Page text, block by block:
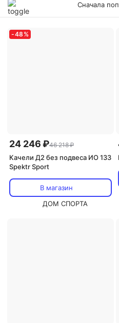
Сначала
-48 %
24 246 ₽46 218 ₽
Качели Д2 без подвеса ИО 133
Spektr Sport
В магазин
ДОМ СПОРТА